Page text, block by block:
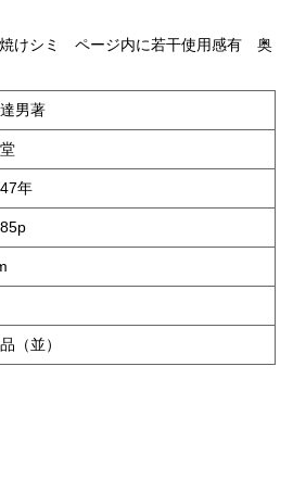
けシミ ページ内に若干使用感有 奥
男著
年
（並）